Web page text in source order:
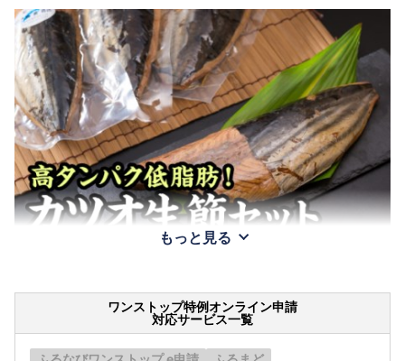
もっと見る
ワンストップ特例オンライン申請
対応サービス一覧